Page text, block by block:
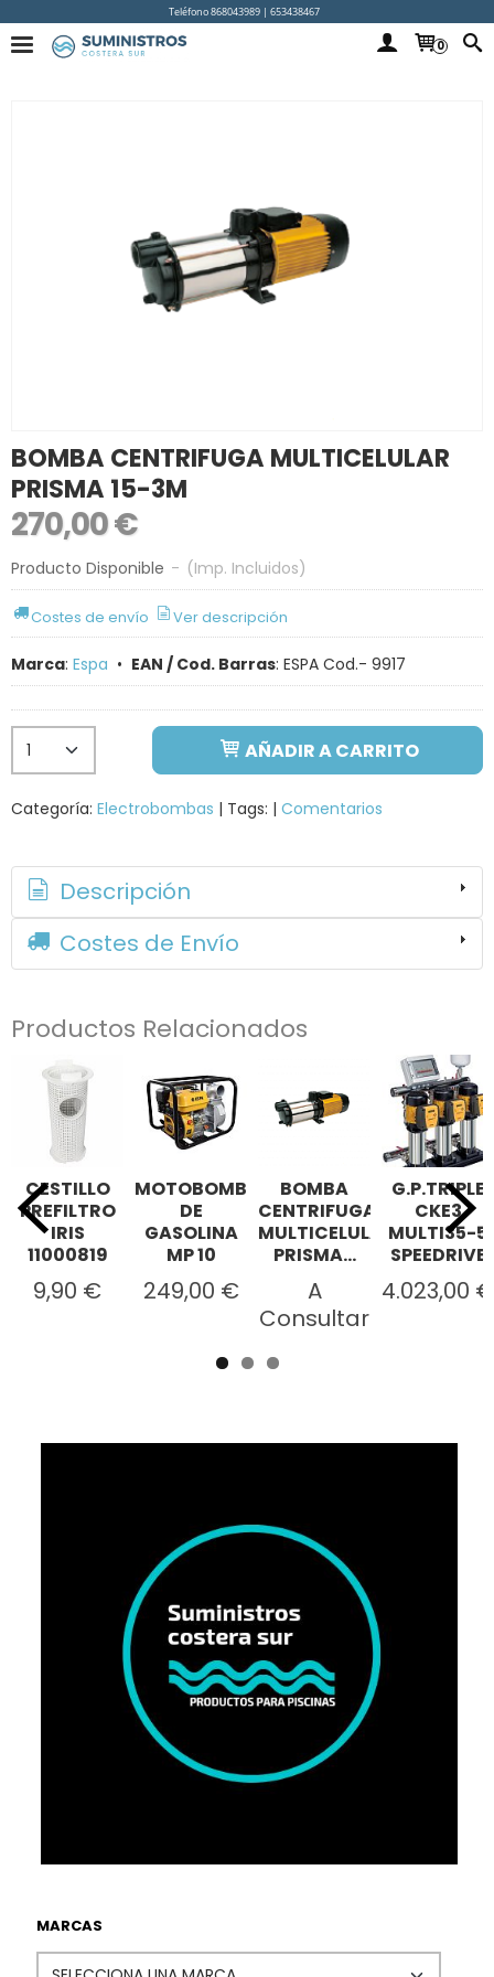
Teléfono 868043989 | 653438467
0
MARCAS
BOMBA CENTRIFUGA MULTICELULAR
PRISMA 15-3M
270,00 €
Producto Disponible - (Imp. Incluidos)
Costes de envío Ver descripción
Marca: Espa • EAN / Cod. Barras: ESPA Cod.- 9917
AÑADIR A CARRITO
Categoría: Electrobombas | Tags: | Comentarios
Descripción
Costes de Envío
Productos Relacionados
CESTILLO
PREFILTRO
IRIS
11000819
9,90 €
MOTOBOMBA
DE
GASOLINA
MP 10
249,00 €
BOMBA
CENTRIFUGA
MULTICELULAR
PRISMA...
A
Consultar
G.P.TRIPLE
CKE3
MULTI35-5
SPEEDRIVE
4.023,00 €